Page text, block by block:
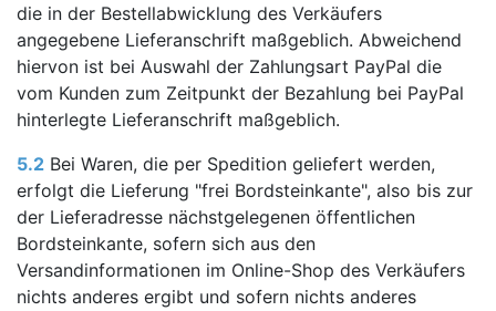
die in der Bestellabwicklung des Verkäufers
angegebene Lieferanschrift maßgeblich. Abweichend
hiervon ist bei Auswahl der Zahlungsart PayPal die
vom Kunden zum Zeitpunkt der Bezahlung bei PayPal
hinterlegte Lieferanschrift maßgeblich.
5.2 Bei Waren, die per Spedition geliefert werden,
erfolgt die Lieferung "frei Bordsteinkante", also bis zur
der Lieferadresse nächstgelegenen öffentlichen
Bordsteinkante, sofern sich aus den
Versandinformationen im Online-Shop des Verkäufers
nichts anderes ergibt und sofern nichts anderes